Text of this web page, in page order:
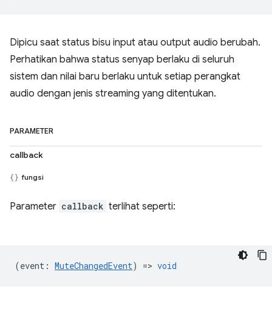
Dipicu saat status bisu input atau output audio berubah.
Perhatikan bahwa status senyap berlaku di seluruh
sistem dan nilai baru berlaku untuk setiap perangkat
audio dengan jenis streaming yang ditentukan.
PARAMETER
callback
fungsi
Parameter callback terlihat seperti:
(event : MuteChangedEvent) => void